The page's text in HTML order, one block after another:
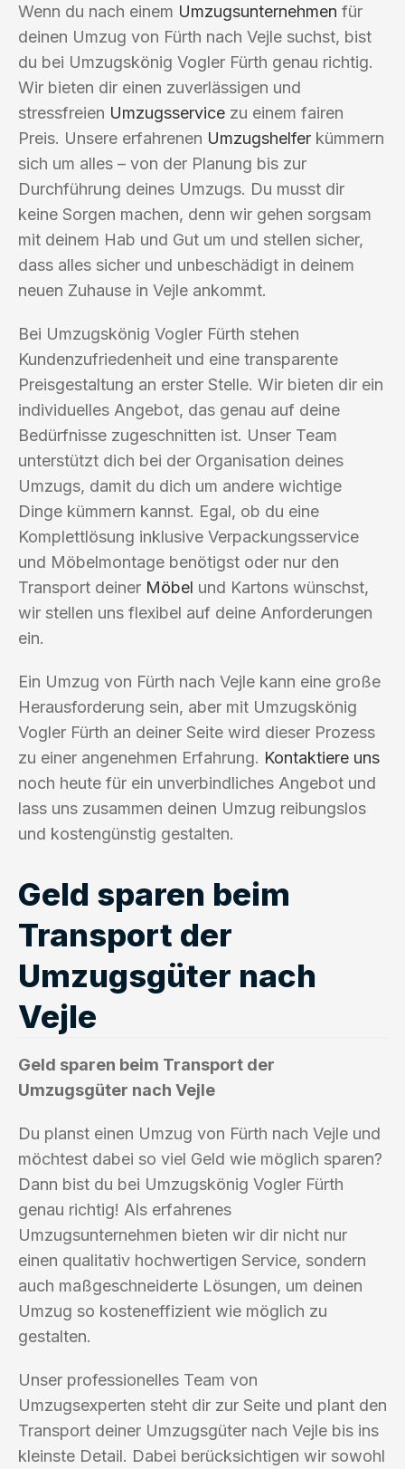
Wenn du nach einem Umzugsunternehmen für
deinen Umzug von Fürth nach Vejle suchst, bist
du bei Umzugskönig Vogler Fürth genau richtig.
Wir bieten dir einen zuverlässigen und
stressfreien Umzugsservice zu einem fairen
Preis. Unsere erfahrenen Umzugshelfer kümmern
sich um alles – von der Planung bis zur
Durchführung deines Umzugs. Du musst dir
keine Sorgen machen, denn wir gehen sorgsam
mit deinem Hab und Gut um und stellen sicher,
dass alles sicher und unbeschädigt in deinem
neuen Zuhause in Vejle ankommt.
Bei Umzugskönig Vogler Fürth stehen
Kundenzufriedenheit und eine transparente
Preisgestaltung an erster Stelle. Wir bieten dir ein
individuelles Angebot, das genau auf deine
Bedürfnisse zugeschnitten ist. Unser Team
unterstützt dich bei der Organisation deines
Umzugs, damit du dich um andere wichtige
Dinge kümmern kannst. Egal, ob du eine
Komplettlösung inklusive Verpackungsservice
und Möbelmontage benötigst oder nur den
Transport deiner Möbel und Kartons wünschst,
wir stellen uns flexibel auf deine Anforderungen
ein.
Ein Umzug von Fürth nach Vejle kann eine große
Herausforderung sein, aber mit Umzugskönig
Vogler Fürth an deiner Seite wird dieser Prozess
zu einer angenehmen Erfahrung. Kontaktiere uns
noch heute für ein unverbindliches Angebot und
lass uns zusammen deinen Umzug reibungslos
und kostengünstig gestalten.
Geld sparen beim
Transport der
Umzugsgüter nach
Vejle
Geld sparen beim Transport der
Umzugsgüter nach Vejle
Du planst einen Umzug von Fürth nach Vejle und
möchtest dabei so viel Geld wie möglich sparen?
Dann bist du bei Umzugskönig Vogler Fürth
genau richtig! Als erfahrenes
Umzugsunternehmen bieten wir dir nicht nur
einen qualitativ hochwertigen Service, sondern
auch maßgeschneiderte Lösungen, um deinen
Umzug so kosteneffizient wie möglich zu
gestalten.
Unser professionelles Team von
Umzugsexperten steht dir zur Seite und plant den
Transport deiner Umzugsgüter nach Vejle bis ins
kleinste Detail. Dabei berücksichtigen wir sowohl